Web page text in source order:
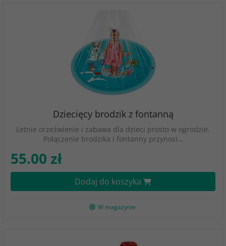
Dziecięcy brodzik z fontanną
Letnie orzeźwienie i zabawa dla dzieci prosto w ogrodzie.
Połączenie brodzika i fontanny przynosi…
55.00 zł
Dodaj do koszyka
W magazynie